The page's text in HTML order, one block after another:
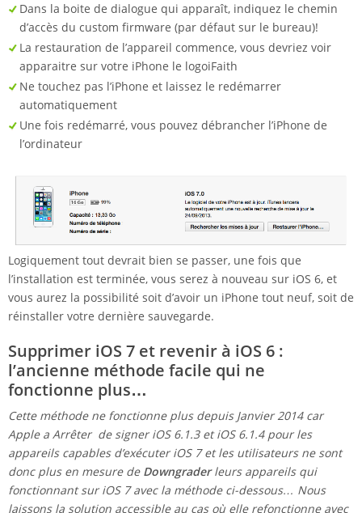
Dans la boite de dialogue qui apparaît, indiquez le chemin
d’accès du custom firmware (par défaut sur le bureau)!
La restauration de l’appareil commence, vous devriez voir
apparaitre sur votre iPhone le logoiFaith
Ne touchez pas l’iPhone et laissez le redémarrer
automatiquement
Une fois redémarré, vous pouvez débrancher l’iPhone de
l’ordinateur
Logiquement tout devrait bien se passer, une fois que
l’installation est terminée, vous serez à nouveau sur iOS 6, et
vous aurez la possibilité soit d’avoir un iPhone tout neuf, soit de
réinstaller votre dernière sauvegarde.
Supprimer iOS 7 et revenir à iOS 6 :
l’ancienne méthode facile qui ne
fonctionne plus…
Cette méthode ne fonctionne plus depuis Janvier 2014 car
Apple a Arrêter de signer iOS 6.1.3 et iOS 6.1.4 pour les
appareils capables d’exécuter iOS 7 et les utilisateurs ne sont
donc plus en mesure de Downgraderleurs appareils qui
fonctionnant sur ​​iOS 7 avec la méthode ci-dessous… Nous
laissons la solution accessible au cas où elle refonctionne avec